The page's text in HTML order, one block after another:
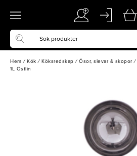
Hem / Kök / Köksredskap / Ösor, slevar & skopor /
1L Östlin